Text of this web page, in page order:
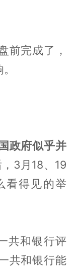
前完成了，
政府似乎并
3月18、19
看得见的举
共和银行评
共和银行能